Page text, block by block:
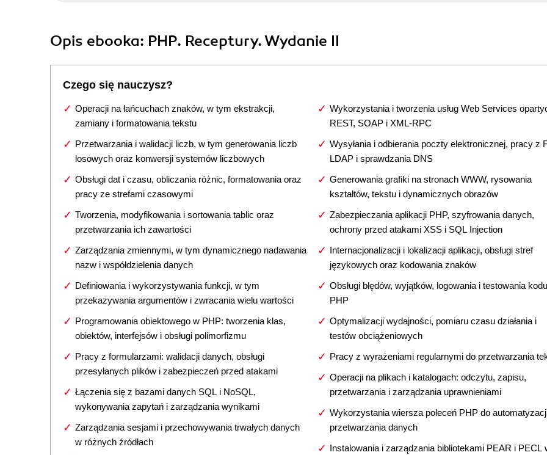
Opis ebooka: PHP. Receptury. Wydanie II
Czego się nauczysz?
Operacji na łańcuchach znaków, w tym ekstrakcji,
zamiany i formatowania tekstu
Przetwarzania i walidacji liczb, w tym generowania liczb
losowych oraz konwersji systemów liczbowych
Obsługi dat i czasu, obliczania różnic, formatowania oraz
pracy ze strefami czasowymi
Tworzenia, modyfikowania i sortowania tablic oraz
przetwarzania ich zawartości
Zarządzania zmiennymi, w tym dynamicznego nadawania
nazw i współdzielenia danych
Definiowania i wykorzystywania funkcji, w tym
przekazywania argumentów i zwracania wielu wartości
Programowania obiektowego w PHP: tworzenia klas,
obiektów, interfejsów i obsługi polimorfizmu
Pracy z formularzami: walidacji danych, obsługi
przesyłanych plików i zabezpieczeń przed atakami
Łączenia się z bazami danych SQL i NoSQL,
wykonywania zapytań i zarządzania wynikami
Zarządzania sesjami i przechowywania trwałych danych
w różnych źródłach
Wykorzystania i tworzenia usług Web Services
REST, SOAP i XML-RPC
Wysyłania i odbierania poczty elektronicznej, pracy z
LDAP i sprawdzania DNS
Generowania grafiki na stronach WWW, rysowania
kształtów, tekstu i dynamicznych obrazów
Zabezpieczania aplikacji PHP, szyfrowania danych,
ochrony przed atakami XSS i SQL Injection
Internacjonalizacji i lokalizacji aplikacji, obsługi stref
językowych oraz kodowania znaków
Obsługi błędów, wyjątków, logowania i testowania kodu
PHP
Optymalizacji wydajności, pomiaru czasu działania i
testów obciążeniowych
Pracy z wyrażeniami regularnymi do przetwarzania
Operacji na plikach i katalogach: odczytu, zapisu,
przetwarzania i zarządzania uprawnieniami
Wykorzystania wiersza poleceń PHP do
przetwarzania danych
Instalowania i zarządzania bibliotekami PEAR i PECL